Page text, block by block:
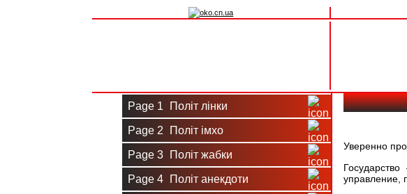
Page 1 Політ лінки
Page 2 Політ імхо
Page 3 Політ жабки
Page 4 Політ анекдоти
Уверенно
управление,